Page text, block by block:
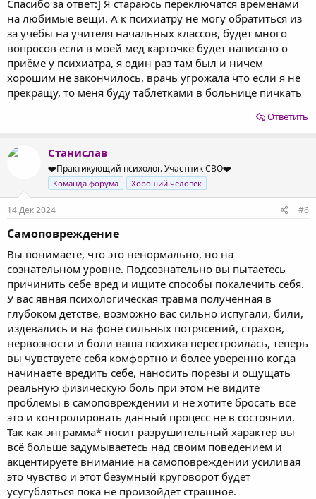
Спасибо за ответ:] Я стараюсь переключатся временами
на любимые вещи. А к психиатру не могу обратиться из
за учебы на учителя начальных классов, будет много
вопросов если в моей мед карточке будет написано о
приёме у психиатра, я один раз там был и ничем
хорошим не закончилось, врачь угрожала что если я не
прекращу, то меня буду таблетками в больнице пичкать
Ответить
Станислав
❤️Практикующий психолог. Участник СВО❤️
Команда форума Хороший человек
14 Дек 2024 #6
Самоповреждение​
Вы понимаете, что это ненормально, но на
сознательном уровне. Подсознательно вы пытаетесь
причинить себе вред и ищите способы покалечить себя.
У вас явная психологическая травма полученная в
глубоком детстве, возможно вас сильно испугали, били,
издевались и на фоне сильных потрясений, страхов,
нервозности и боли ваша психика перестроилась, теперь
вы чувствуете себя комфортно и более уверенно когда
начинаете вредить себе, наносить порезы и ощущать
реальную физическую боль при этом не видите
проблемы в самоповреждении и не хотите бросать все
это и контролировать данный процесс не в состоянии.
Так как энграмма* носит разрушительный характер вы
всё больше задумываетесь над своим поведением и
акцентируете внимание на самоповреждении усиливая
это чувство и этот безумный круговорот будет
усугубляться пока не произойдёт страшное.